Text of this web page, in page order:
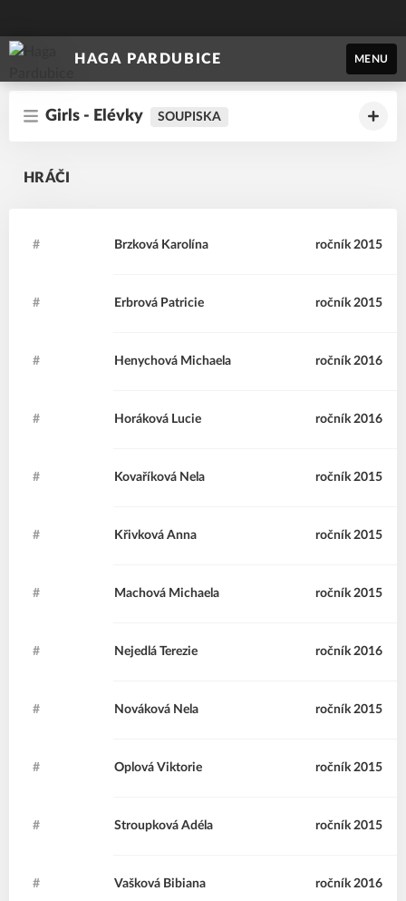
HAGA PARDUBICE MENU
Girls - Elévky SOUPISKA
HRÁČI
# Karolína
Brzková ročník 2015
# Patricie
Erbrová ročník 2015
# Michaela
Henychová ročník 2016
# Lucie
Horáková ročník 2016
# Nela
Kovaříková ročník 2015
# Anna
Křivková ročník 2015
# Michaela
Machová ročník 2015
# Terezie
Nejedlá ročník 2016
# Nela
Nováková ročník 2015
# Viktorie
Oplová ročník 2015
# Adéla
Stroupková ročník 2015
# Bibiana
Vašková ročník 2016